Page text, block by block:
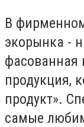
В
экорынка -
фасованная
продукция,
продукт».
самые